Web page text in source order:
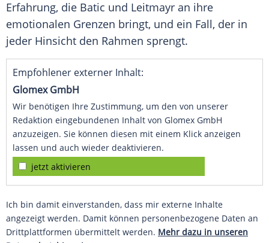
Erfahrung, die Batic und Leitmayr an ihre
emotionalen Grenzen bringt, und ein Fall, der in
jeder Hinsicht den Rahmen sprengt.
Empfohlener externer Inhalt:
Glomex GmbH
Wir benötigen Ihre Zustimmung, um den von unserer
Redaktion eingebundenen Inhalt von Glomex GmbH
anzuzeigen. Sie können diesen mit einem Klick anzeigen
lassen und auch wieder deaktivieren.
jetzt aktivieren
Ich bin damit einverstanden, dass mir externe Inhalte
angezeigt werden. Damit können personenbezogene Daten an
Drittplattformen übermittelt werden. Mehr dazu in unseren